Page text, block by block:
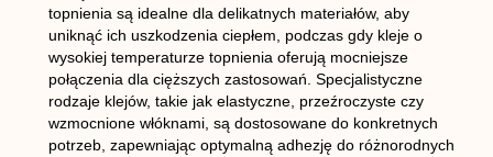
topnienia są idealne dla delikatnych materiałów, aby
uniknąć ich uszkodzenia ciepłem, podczas gdy kleje o
wysokiej temperaturze topnienia oferują mocniejsze
połączenia dla cięższych zastosowań. Specjalistyczne
rodzaje klejów, takie jak elastyczne, przeźroczyste czy
wzmocnione włóknami, są dostosowane do konkretnych
potrzeb, zapewniając optymalną adhezję do różnorodnych